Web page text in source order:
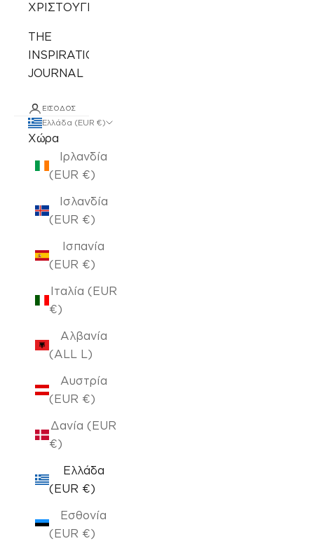
ΧΡΙΣΤΟΥΓΕΝΝΙΑΤΙΚΑ
THE
INSPIRATION
JOURNAL
ΕΊΣΟΔΟΣ
Ελλάδα (EUR €)
Χώρα
Ιρλανδία
(EUR €)
Ισλανδία
(EUR €)
Ισπανία
(EUR €)
Ιταλία (EUR
€)
Αλβανία
(ALL L)
Αυστρία
(EUR €)
Δανία (EUR
€)
Ελλάδα
(EUR €)
Εσθονία
(EUR €)